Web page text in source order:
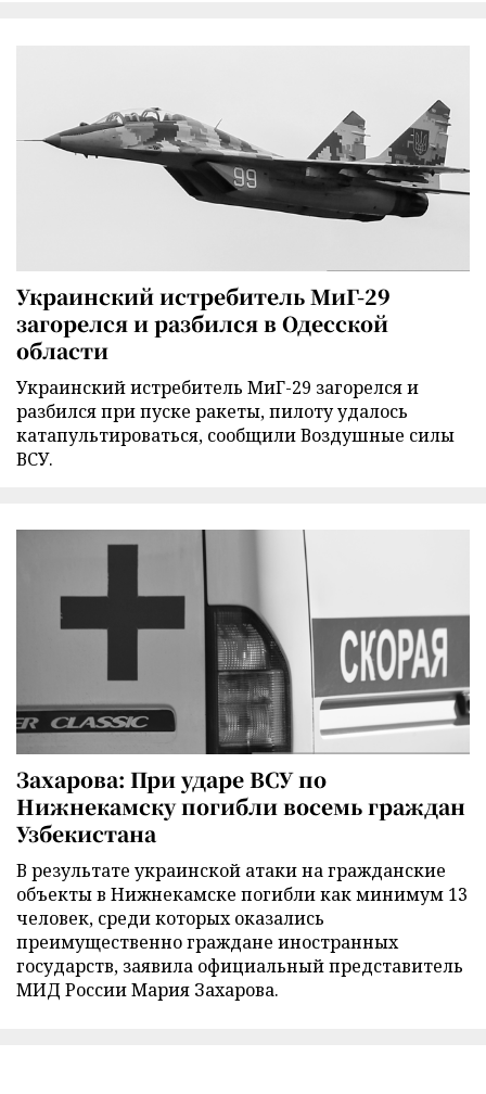
Украинский истребитель МиГ-29
загорелся и разбился в Одесской
области
Украинский истребитель МиГ-29 загорелся и
разбился при пуске ракеты, пилоту удалось
катапультироваться, сообщили Воздушные силы
ВСУ.
Захарова: При ударе ВСУ по
Нижнекамску погибли восемь граждан
Узбекистана
В результате украинской атаки на гражданские
объекты в Нижнекамске погибли как минимум 13
человек, среди которых оказались
преимущественно граждане иностранных
государств, заявила официальный представитель
МИД России Мария Захарова.